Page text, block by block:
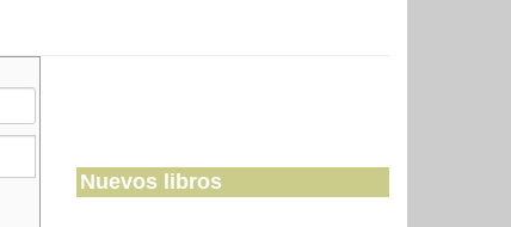
Nuevos libros